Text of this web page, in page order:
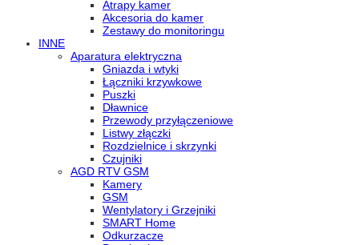
Atrapy kamer
Akcesoria do kamer
Zestawy do monitoringu
INNE
Aparatura elektryczna
Gniazda i wtyki
Łączniki krzywkowe
Puszki
Dławnice
Przewody przyłączeniowe
Listwy złączki
Rozdzielnice i skrzynki
Czujniki
AGD RTV GSM
Kamery
GSM
Wentylatory i Grzejniki
SMART Home
Odkurzacze